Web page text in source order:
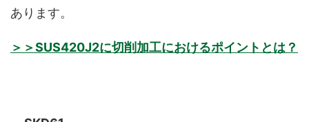
あります。
＞＞SUS420J2に切削加工におけるポイントとは？